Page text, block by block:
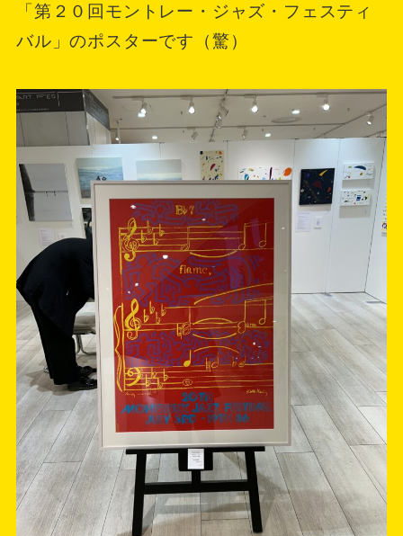
「第２０回モントレー・ジャズ・フェスティ
バル」のポスターです（驚）